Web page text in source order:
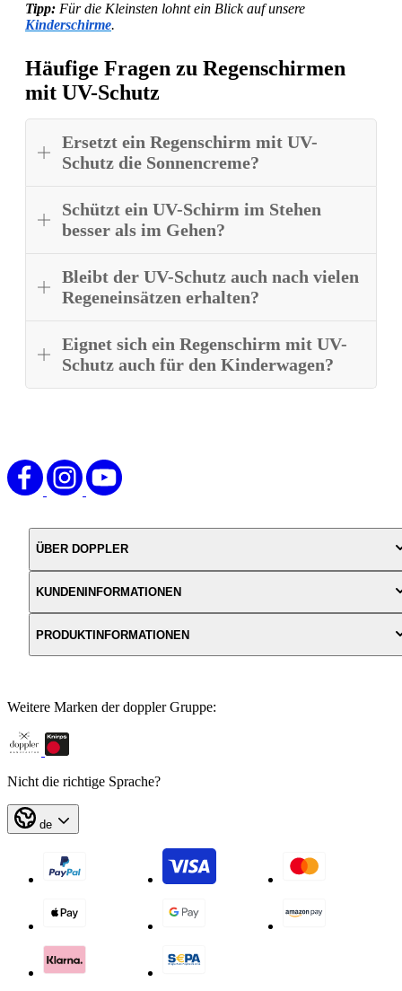
Tipp: Für die Kleinsten lohnt ein Blick auf unsere
Kinderschirme.
Häufige Fragen zu Regenschirmen
mit UV-Schutz
Ersetzt ein Regenschirm mit UV-
Schutz die Sonnencreme?
Schützt ein UV-Schirm im Stehen
besser als im Gehen?
Bleibt der UV-Schutz auch nach vielen
Regeneinsätzen erhalten?
Eignet sich ein Regenschirm mit UV-
Schutz auch für den Kinderwagen?
ÜBER DOPPLER
KUNDENINFORMATIONEN
PRODUKTINFORMATIONEN
Weitere Marken der doppler Gruppe:
Nicht die richtige Sprache?
de